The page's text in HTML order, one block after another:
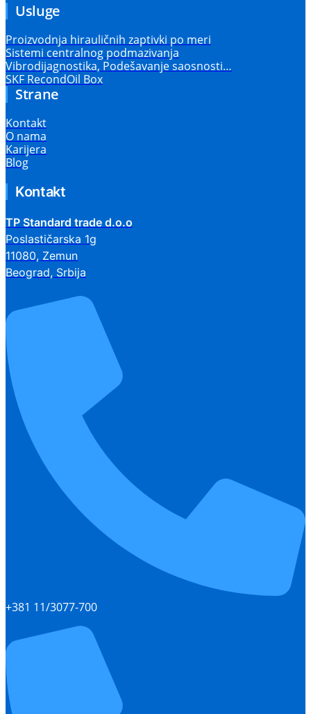
Usluge
Proizvodnja hirauličnih zaptivki po meri
Sistemi centralnog podmazivanja
Vibrodijagnostika, Podešavanje saosnosti…
SKF RecondOil Box
Strane
Kontakt
O nama
Karijera
Blog
Kontakt
TP Standard trade d.o.o
Poslastičarska 1g
11080, Zemun
Beograd, Srbija
+381 11/3077-700